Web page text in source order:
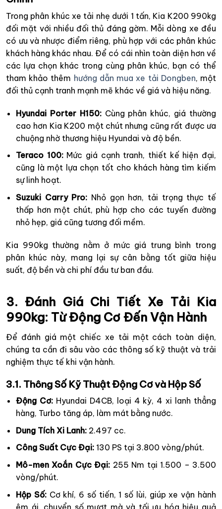
Trong phân khúc xe tải nhẹ dưới 1 tấn, Kia K200 990kg
đối mặt với nhiều đối thủ đáng gờm. Mỗi dòng xe đều
có ưu và nhược điểm riêng, phù hợp với các phân khúc
khách hàng khác nhau. Để có cái nhìn toàn diện hơn về
các lựa chọn khác trong cùng phân khúc, bạn có thể
tham khảo thêm hướng dẫn mua xe tải Dongben, một
đối thủ cạnh tranh mạnh mẽ khác về giá và hiệu năng.
Hyundai Porter H150:Cùng phân khúc, giá thường
cao hơn Kia K200 một chút nhưng cũng rất được ưa
chuộng nhờ thương hiệu Hyundai và độ bền.
Teraco 100:Mức giá cạnh tranh, thiết kế hiện đại,
cũng là một lựa chọn tốt cho khách hàng tìm kiếm
sự linh hoạt.
Suzuki Carry Pro: Nhỏ gọn hơn, tải trọng thực tế
thấp hơn một chút, phù hợp cho các tuyến đường
nhỏ hẹp, giá cũng tương đối mềm.
Kia 990kg thường nằm ở mức giá trung bình trong
phân khúc này, mang lại sự cân bằng tốt giữa hiệu
suất, độ bền và chi phí đầu tư ban đầu.
3. Đánh Giá Chi Tiết Xe Tải Kia
990kg: Từ Động Cơ Đến Vận Hành
Để đánh giá một chiếc xe tải một cách toàn diện,
chúng ta cần đi sâu vào các thông số kỹ thuật và trải
nghiệm thực tế khi vận hành.
3.1. Thông Số Kỹ Thuật Động Cơ và Hộp Số
Động Cơ:Hyundai D4CB, loại 4 kỳ, 4 xi lanh thẳng
hàng, Turbo tăng áp, làm mát bằng nước.
Dung Tích Xi Lanh: 2.497 cc.
Công Suất Cực Đại: 130 PS tại 3.800 vòng/phút.
Mô-men Xoắn Cực Đại: 255 Nm tại 1.500 – 3.500
vòng/phút.
Hộp Số:Cơ khí, 6 số tiến, 1 số lùi, giúp xe vận hành
êm ái, chuyển số mượt mà và tối ưu hóa hiệu quả